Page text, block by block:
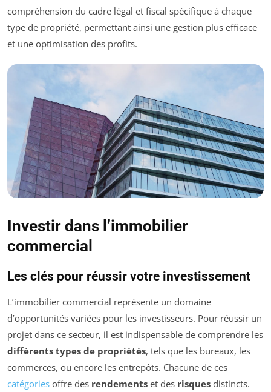
compréhension du cadre légal et fiscal spécifique à chaque
type de propriété, permettant ainsi une gestion plus efficace
et une optimisation des profits.
Investir dans l’immobilier
commercial
Les clés pour réussir votre investissement
L’immobilier commercial représente un domaine
d’opportunités variées pour les investisseurs. Pour réussir un
projet dans ce secteur, il est indispensable de comprendre les
différents types de propriétés, tels que les bureaux, les
commerces, ou encore les entrepôts. Chacune de ces
catégories offre des rendements et des risques distincts.